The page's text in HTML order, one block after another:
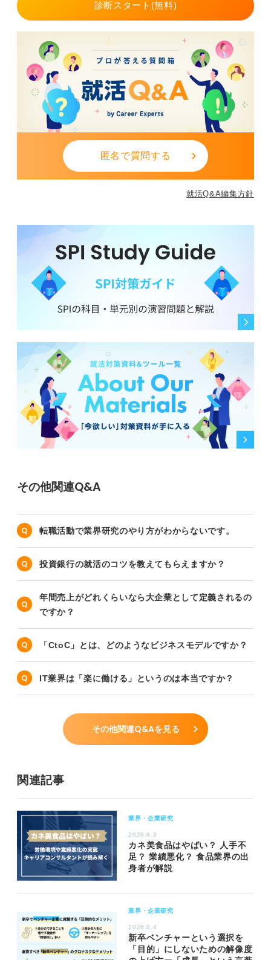
診断スタート(無料)
匿名で質問する
就活Q&A編集方針
その他関連Q&A
転職活動で業界研究のやり方がわからないです。
投資銀行の就活のコツを教えてもらえますか？
年間売上がどれくらいなら大企業として定義されるの
ですか？
「CtoC」とは、どのようなビジネスモデルですか？
IT業界は「楽に働ける」というのは本当ですか？
その他関連Q&Aを見る
関連記事
業界・企業研究
2026.8.3
カネ美食品はやばい？ 人手不
足？ 業績悪化？ 食品業界の出
身者が解説
業界・企業研究
2026.8.4
新卒ベンチャーという選択を
「目的」にしないための解像度